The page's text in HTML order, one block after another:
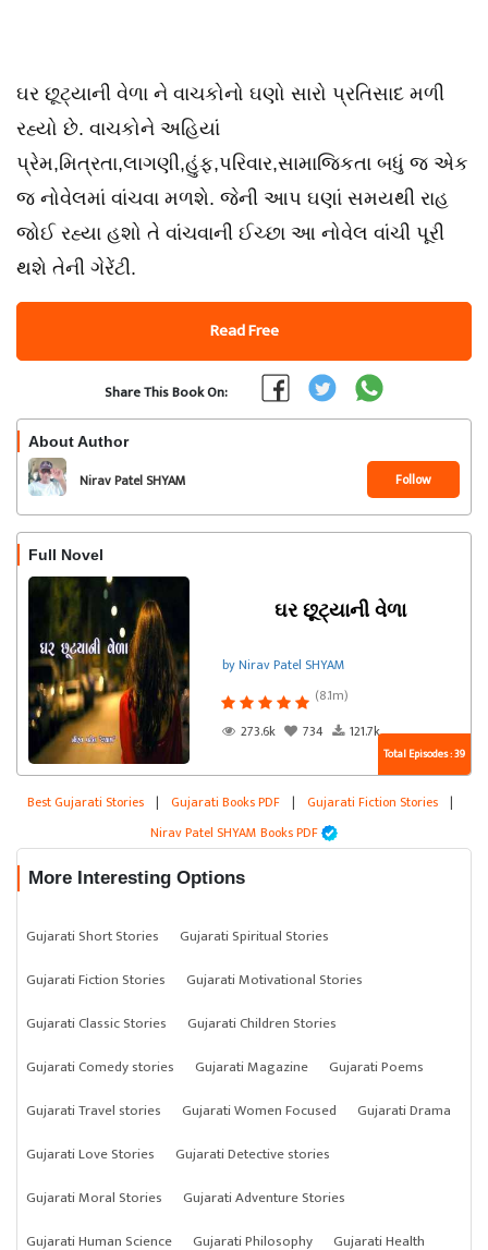
ઘર છૂટ્યાની વેળા ને વાચકોનો ઘણો સારો પ્રતિસાદ મળી
રહ્યો છે. વાચકોને અહિયાં
પ્રેમ,મિત્રતા,લાગણી,હુંફ,પરિવાર,સામાજિકતા બધું જ એક
જ નોવેલમાં વાંચવા મળશે. જેની આપ ઘણાં સમયથી રાહ
જોઈ રહ્યા હશો તે વાંચવાની ઈચ્છા આ નોવેલ વાંચી પૂરી
થશે તેની ગેરેંટી.
Read Free
Share This Book On:
About Author
Nirav Patel SHYAM Follow
Full Novel
ઘર છૂટ્યાની વેળા
by Nirav Patel SHYAM
(8.1m)
273.6k
734 121.7k
Total Episodes : 39
Best Gujarati Stories | Gujarati Books PDF | Gujarati Fiction Stories |
Nirav Patel SHYAM Books PDF
More Interesting Options
Gujarati Short Stories
Gujarati Spiritual Stories
Gujarati Fiction Stories
Gujarati Motivational Stories
Gujarati Classic Stories
Gujarati Children Stories
Gujarati Comedy stories
Gujarati Magazine
Gujarati Poems
Gujarati Travel stories
Gujarati Women Focused
Gujarati Drama
Gujarati Love Stories
Gujarati Detective stories
Gujarati Moral Stories
Gujarati Adventure Stories
Gujarati Human Science
Gujarati Philosophy Gujarati Health